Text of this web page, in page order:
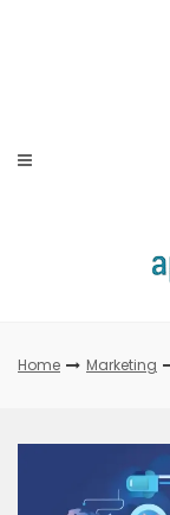
Home Marketing